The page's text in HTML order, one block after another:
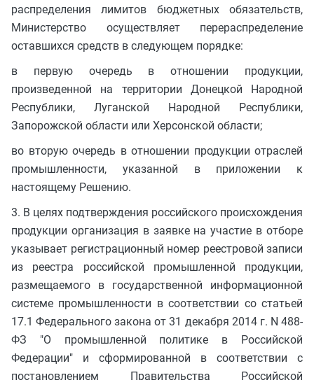
распределения лимитов бюджетных обязательств,
Министерство осуществляет перераспределение
оставшихся средств в следующем порядке:
в первую очередь в отношении продукции,
произведенной на территории Донецкой Народной
Республики, Луганской Народной Республики,
Запорожской области или Херсонской области;
во вторую очередь в отношении продукции отраслей
промышленности, указанной в приложении к
настоящему Решению.
3. В целях подтверждения российского происхождения
продукции организация в заявке на участие в отборе
указывает регистрационный номер реестровой записи
из реестра российской промышленной продукции,
размещаемого в государственной информационной
системе промышленности в соответствии со статьей
17.1 Федерального закона от 31 декабря 2014 г. N 488-
ФЗ "О промышленной политике в Российской
Федерации" и сформированной в соответствии с
постановлением Правительства Российской